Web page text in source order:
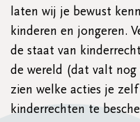
laten wij je bewust
kinderen en jongeren.
de staat van
de wereld (dat valt
zien welke acties je
kinderrechten te